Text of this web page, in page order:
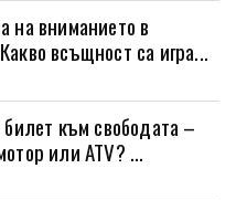
на вниманието в
всъщност са игра...
билет към свободата –
или ATV? ...